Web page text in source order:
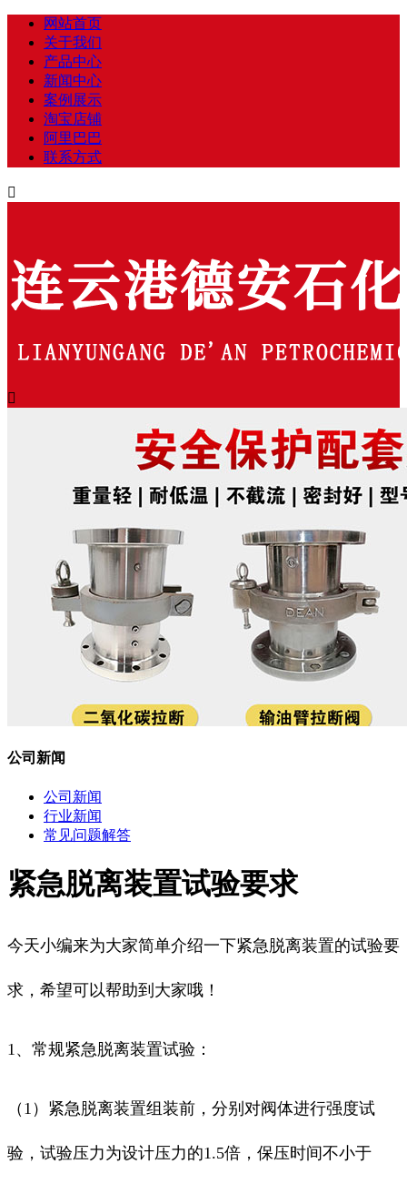
网站首页
关于我们
产品中心
新闻中心
案例展示
淘宝店铺
阿里巴巴
联系方式


公司新闻
公司新闻
行业新闻
常见问题解答
紧急脱离装置试验要求
今天小编来为大家简单介绍一下紧急脱离装置的试验要
求，希望可以帮助到大家哦！
1、常规紧急脱离装置试验：
（1）紧急脱离装置组装前，分别对阀体进行强度试
验，试验压力为设计压力的1.5倍，保压时间不小于